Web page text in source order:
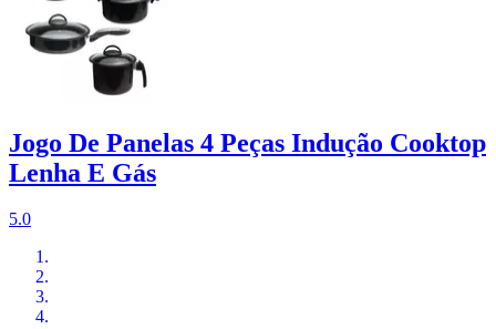
Jogo De Panelas 4 Peças Indução Cooktop
Lenha E Gás
5.0